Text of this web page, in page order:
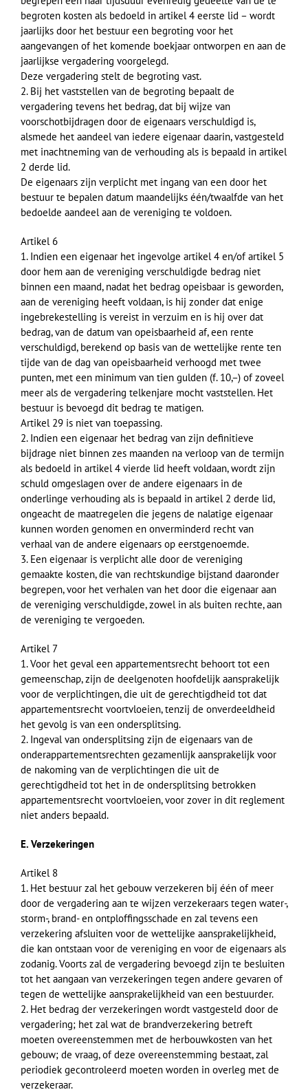
begroten kosten als bedoeld in artikel 4 eerste lid – wordt
jaarlijks door het bestuur een begroting voor het
aangevangen of het komende boekjaar ontworpen en aan de
jaarlijkse vergadering voorgelegd.
Deze vergadering stelt de begroting vast.
2. Bij het vaststellen van de begroting bepaalt de
vergadering tevens het bedrag, dat bij wijze van
voorschotbijdragen door de eigenaars verschuldigd is,
alsmede het aandeel van iedere eigenaar daarin, vastgesteld
met inachtneming van de verhouding als is bepaald in artikel
2 derde lid.
De eigenaars zijn verplicht met ingang van een door het
bestuur te bepalen datum maandelijks één/twaalfde van het
bedoelde aandeel aan de vereniging te voldoen.
Artikel 6
1. Indien een eigenaar het ingevolge artikel 4 en/of artikel 5
door hem aan de vereniging verschuldigde bedrag niet
binnen een maand, nadat het bedrag opeisbaar is geworden,
aan de vereniging heeft voldaan, is hij zonder dat enige
ingebrekestelling is vereist in verzuim en is hij over dat
bedrag, van de datum van opeisbaarheid af, een rente
verschuldigd, berekend op basis van de wettelijke rente ten
tijde van de dag van opeisbaarheid verhoogd met twee
punten, met een minimum van tien gulden (f. 10,–) of zoveel
meer als de vergadering telkenjare mocht vaststellen. Het
bestuur is bevoegd dit bedrag te matigen.
Artikel 29 is niet van toepassing.
2. Indien een eigenaar het bedrag van zijn definitieve
bijdrage niet binnen zes maanden na verloop van de termijn
als bedoeld in artikel 4 vierde lid heeft voldaan, wordt zijn
schuld omgeslagen over de andere eigenaars in de
onderlinge verhouding als is bepaald in artikel 2 derde lid,
ongeacht de maatregelen die jegens de nalatige eigenaar
kunnen worden genomen en onverminderd recht van
verhaal van de andere eigenaars op eerstgenoemde.
3. Een eigenaar is verplicht alle door de vereniging
gemaakte kosten, die van rechtskundige bijstand daaronder
begrepen, voor het verhalen van het door die eigenaar aan
de vereniging verschuldigde, zowel in als buiten rechte, aan
de vereniging te vergoeden.
Artikel 7
1. Voor het geval een appartementsrecht behoort tot een
gemeenschap, zijn de deelgenoten hoofdelijk aansprakelijk
voor de verplichtingen, die uit de gerechtigdheid tot dat
appartementsrecht voortvloeien, tenzij de onverdeeldheid
het gevolg is van een ondersplitsing.
2. Ingeval van ondersplitsing zijn de eigenaars van de
onderappartementsrechten gezamenlijk aansprakelijk voor
de nakoming van de verplichtingen die uit de
gerechtigdheid tot het in de ondersplitsing betrokken
appartementsrecht voortvloeien, voor zover in dit reglement
niet anders bepaald.
E. Verzekeringen
Artikel 8
1. Het bestuur zal het gebouw verzekeren bij één of meer
door de vergadering aan te wijzen verzekeraars tegen water-,
storm-, brand- en ontploffingsschade en zal tevens een
verzekering afsluiten voor de wettelijke aansprakelijkheid,
die kan ontstaan voor de vereniging en voor de eigenaars als
zodanig. Voorts zal de vergadering bevoegd zijn te besluiten
tot het aangaan van verzekeringen tegen andere gevaren of
tegen de wettelijke aansprakelijkheid van een bestuurder.
2. Het bedrag der verzekeringen wordt vastgesteld door de
vergadering; het zal wat de brandverzekering betreft
moeten overeenstemmen met de herbouwkosten van het
gebouw; de vraag, of deze overeenstemming bestaat, zal
periodiek gecontroleerd moeten worden in overleg met de
verzekeraar.